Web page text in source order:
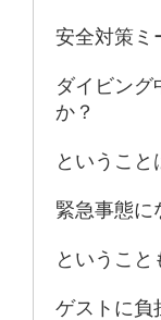
安全対策ミ
ダイビング
か？
ということ
緊急事態に
ということ
ゲストに負